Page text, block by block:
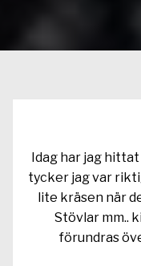
Idag har jag
tycker jag var
lite kräsen när
Stövlar mm..
förundras